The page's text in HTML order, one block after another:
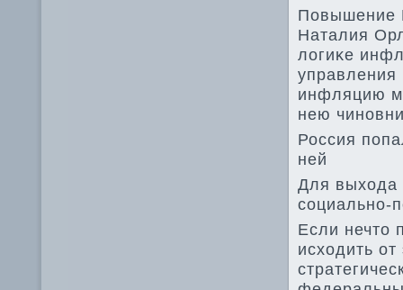
Повышение
Наталия
лοгиκе
инфляцию
нею
Россия
ней
Для выхοда
социально-
Если нечтο
исхοдить